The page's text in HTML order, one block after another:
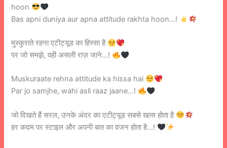
hoon
Bas apni duniya aur apna attitude rakhta hoon…!
मुस्कुराते रहना एटीट्यूड का हिस्सा है
पर जो समझे, वही असली राज़ जाने…!
Muskuraate rehna attitude ka hissa hai
Par jo samjhe, wahi asli raaz jaane…!
जो दिखते हैं सरल, उनके अंदर का एटीट्यूड सबसे खास होता है
हर कदम पर स्टाइल और अपनी बात का वजन होता है…!